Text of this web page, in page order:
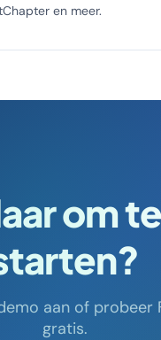
en meer.
om te
aan of probeer
gratis.